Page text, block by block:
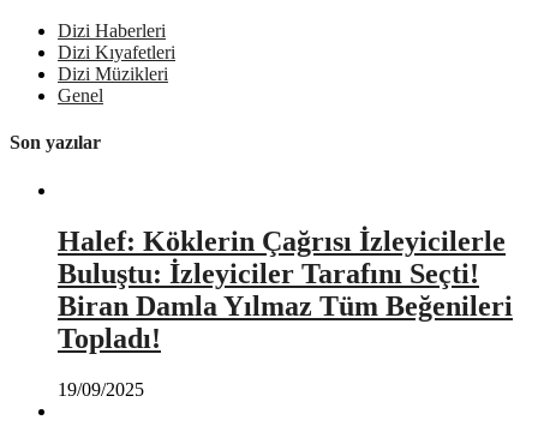
Dizi Haberleri
Dizi Kıyafetleri
Dizi Müzikleri
Genel
Son yazılar
Halef: Köklerin Çağrısı İzleyicilerle
Buluştu: İzleyiciler Tarafını Seçti!
Biran Damla Yılmaz Tüm Beğenileri
Topladı!
19/09/2025